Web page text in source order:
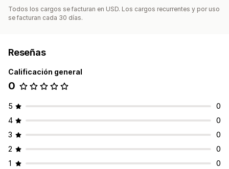
Todos los cargos se facturan en USD. Los cargos recurrentes y por uso
se facturan cada 30 días.
Reseñas
Calificación general
0
5
0
4
0
3
0
2
0
1
0